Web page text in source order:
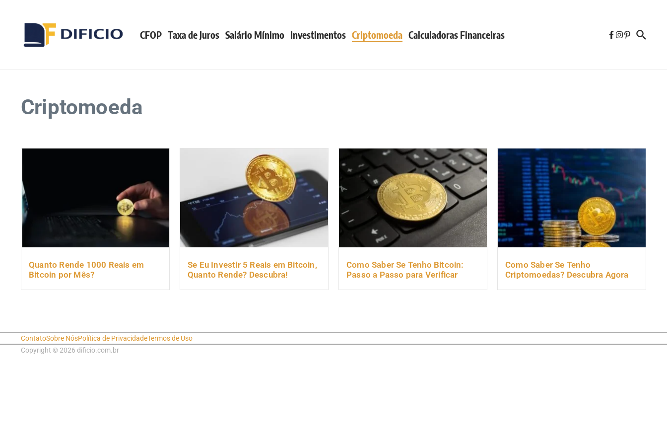
CFOP Taxa de Juros Salário Mínimo Investimentos Criptomoeda Calculadoras Financeiras
Criptomoeda
Quanto Rende 1000 Reais em
Bitcoin por Mês?
Se Eu Investir 5 Reais em Bitcoin,
Quanto Rende? Descubra!
Como Saber Se Tenho Bitcoin:
Passo a Passo para Verificar
Como Saber Se Tenho
Criptomoedas? Descubra Agora
ContatoSobre NósPolítica de PrivacidadeTermos de Uso
Copyright © 2026 dificio.com.br